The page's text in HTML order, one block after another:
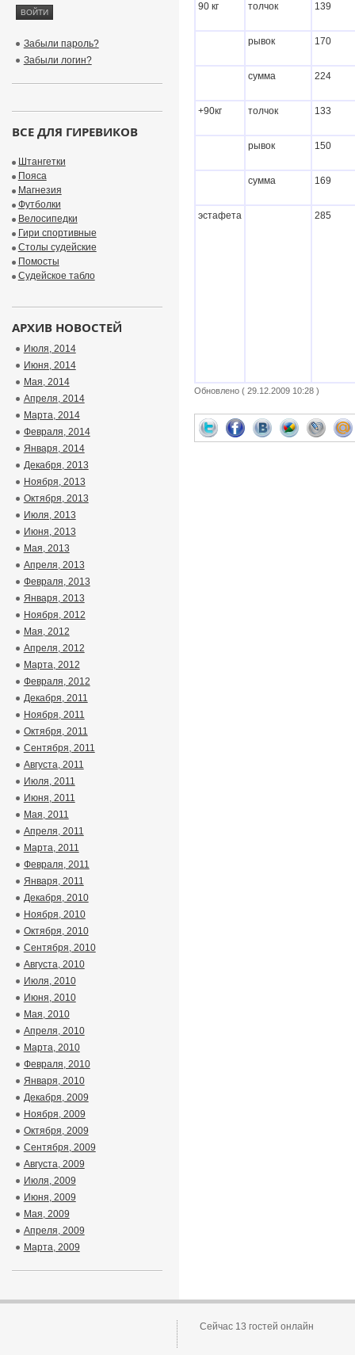
90 кг толчок 139
рывок 170
сумма 224
+90кг толчок 133
рывок 150
сумма 169
эстафета 285
Обновлено ( 29.12.2009 10:28 )
Забыли пароль?
Забыли логин?
ВСЕ ДЛЯ ГИРЕВИКОВ
Штангетки
Пояса
Магнезия
Футболки
Велосипедки
Гири спортивные
Столы судейские
Помосты
Судейское табло
АРХИВ НОВОСТЕЙ
Июля, 2014
Июня, 2014
Мая, 2014
Апреля, 2014
Марта, 2014
Февраля, 2014
Января, 2014
Декабря, 2013
Ноября, 2013
Октября, 2013
Июля, 2013
Июня, 2013
Мая, 2013
Апреля, 2013
Февраля, 2013
Января, 2013
Ноября, 2012
Мая, 2012
Апреля, 2012
Марта, 2012
Февраля, 2012
Декабря, 2011
Ноября, 2011
Октября, 2011
Сентября, 2011
Августа, 2011
Июля, 2011
Июня, 2011
Мая, 2011
Апреля, 2011
Марта, 2011
Февраля, 2011
Января, 2011
Декабря, 2010
Ноября, 2010
Октября, 2010
Сентября, 2010
Августа, 2010
Июля, 2010
Июня, 2010
Мая, 2010
Апреля, 2010
Марта, 2010
Февраля, 2010
Января, 2010
Декабря, 2009
Ноября, 2009
Октября, 2009
Сентября, 2009
Августа, 2009
Июля, 2009
Июня, 2009
Мая, 2009
Апреля, 2009
Марта, 2009
Сейчас 13 гостей онлайн